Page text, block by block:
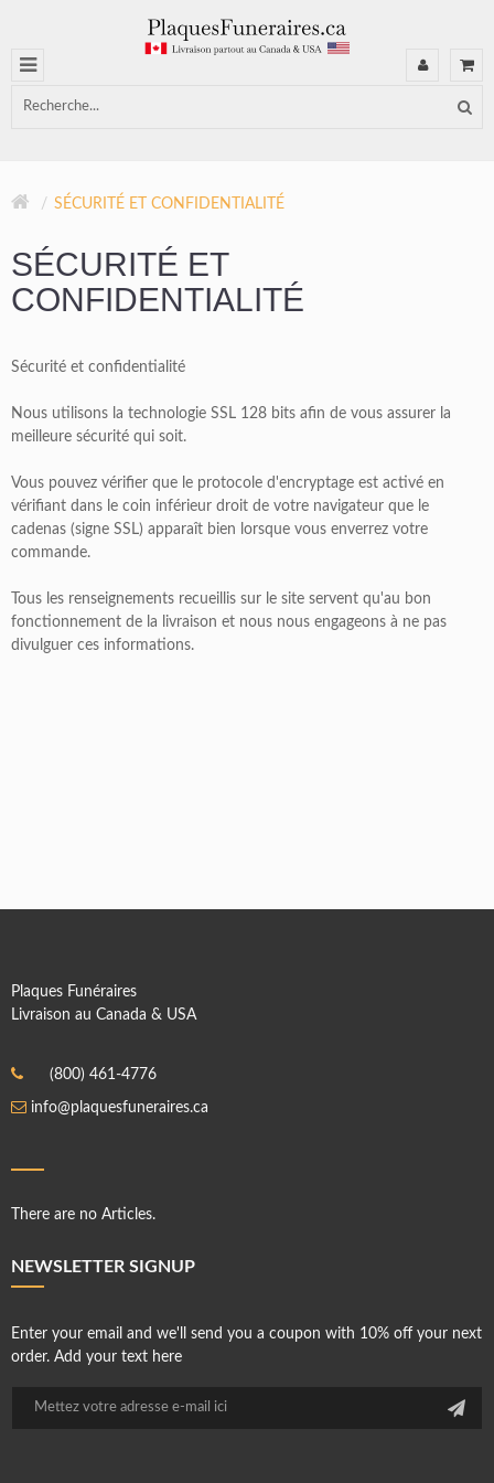
SÉCURITÉ ET CONFIDENTIALITÉ
SÉCURITÉ ET
CONFIDENTIALITÉ
Sécurité et confidentialité
Nous utilisons la technologie SSL 128 bits afin de vous assurer la
meilleure sécurité qui soit.
Vous pouvez vérifier que le protocole d'encryptage est activé en
vérifiant dans le coin inférieur droit de votre navigateur que le
cadenas (signe SSL) apparaît bien lorsque vous enverrez votre
commande.
Tous les renseignements recueillis sur le site servent qu'au bon
fonctionnement de la livraison et nous nous engageons à ne pas
divulguer ces informations.
Plaques Funéraires
Livraison au Canada & USA
(800) 461-4776
info@plaquesfuneraires.ca
There are no Articles.
NEWSLETTER SIGNUP
Enter your email and we'll send you a coupon with 10% off your next
order. Add your text here